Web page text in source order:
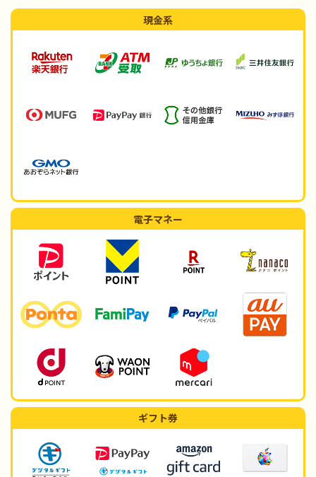
現金系
電子マネー
ギフト券